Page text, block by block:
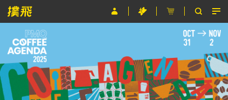
節目
主辦單位
關於撲飛